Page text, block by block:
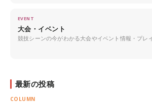
EVENT
大会・イベント
競技シーンの今がわかる大会やイベント情報・プレ
最新の投稿
COLUMN